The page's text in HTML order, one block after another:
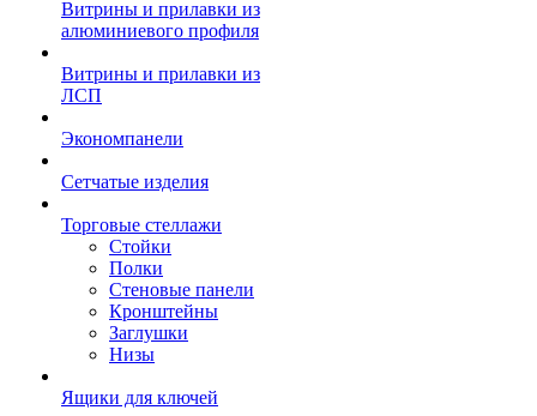
Витрины и прилавки из
алюминиевого профиля
Витрины и прилавки из
ЛСП
Экономпанели
Сетчатые изделия
Торговые стеллажи
Стойки
Полки
Стеновые панели
Кронштейны
Заглушки
Низы
Ящики для ключей